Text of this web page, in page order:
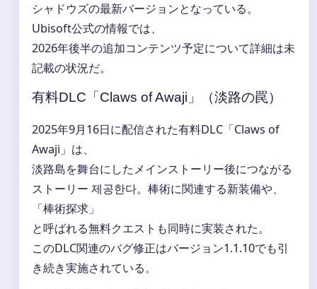
シャドウズの最新バージョンとなっている。
Ubisoft公式の情報では、
2026年後半の追加コンテンツ予定について詳細は未
記載の状況だ。
有料DLC「Claws of Awaji」（淡路の罠）
2025年9月16日に配信された有料DLC「Claws of
Awaji」は、
淡路島を舞台にしたメインストーリー後につながる
ストーリー 제공한다。棒術に関連する新装備や、
「棒術探求」
と呼ばれる無料クエストも同時に実装された。
このDLC関連のバグ修正はバージョン1.1.10でも引
き続き実施されている。